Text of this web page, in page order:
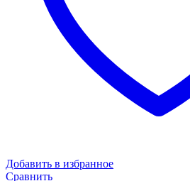
Добавить в избранное
Сравнить